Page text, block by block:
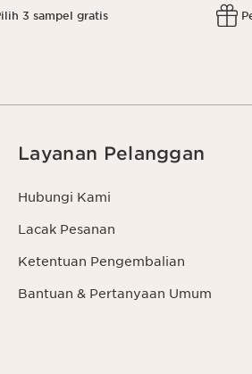
3 sampel gratis
Layanan Pelanggan
Hubungi Kami
Lacak Pesanan
Ketentuan Pengembalian
Bantuan & Pertanyaan Umum